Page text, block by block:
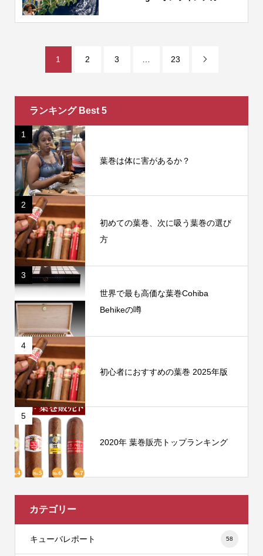
1 2 3 23 
ランキング Best 5
1
葉巻は体に害があるか？
2
初めての葉巻、次に吸う葉巻の選び
方
3
世界で最も高価な葉巻Cohiba
Behikeの噂
4
初心者におすすめの葉巻 2025年版
5
2020年 葉巻販売トップランキング
カテゴリー
キューバレポート 58